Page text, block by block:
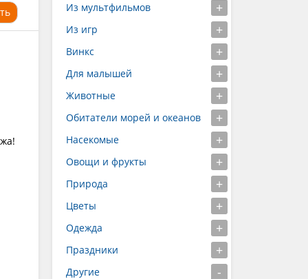
Из мультфильмов
Из игр
Винкс
Для малышей
Животные
Обитатели морей и океанов
Насекомые
Овощи и фрукты
Природа
Цветы
Одежда
Праздники
Другие